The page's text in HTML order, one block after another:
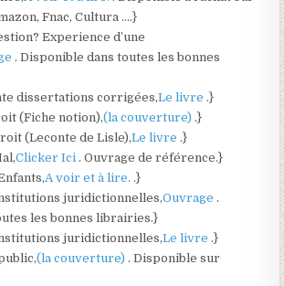
Fnac, Cultura ….}
Experience d’une
. Disponible dans toutes les bonnes
dissertations corrigées,Le livre .}
(Fiche notion),(la couverture) .}
(Leconte de Lisle),Le livre .}
Clicker Ici . Ouvrage de référence.}
A voir et à lire. .}
juridictionnelles,Ouvrage .
les bonnes librairies.}
juridictionnelles,Le livre .}
(la couverture) . Disponible sur